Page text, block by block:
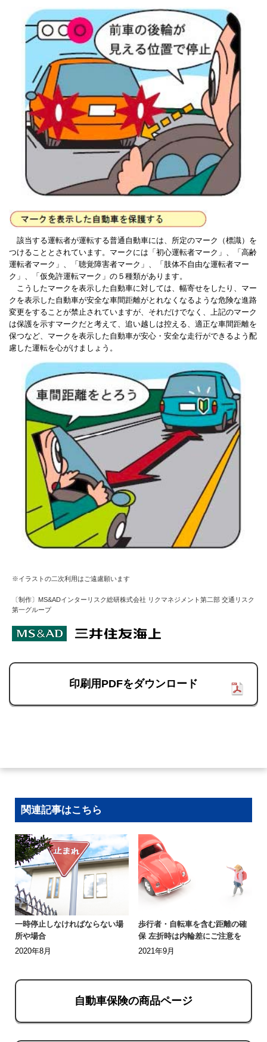
該当する運転者が運転する普通自動車には、所定のマーク（標識）を
つけることとされています。マークには「初心運転者マーク」、「高齢
運転者マーク」、「聴覚障害者マーク」、「肢体不自由な運転者マー
ク」、「仮免許運転マーク」の５種類があります。
こうしたマークを表示した自動車に対しては、幅寄せをしたり、マー
クを表示した自動車が安全な車間距離がとれなくなるような危険な進路
変更をすることが禁止されていますが、それだけでなく、上記のマーク
は保護を示すマークだと考えて、追い越しは控える、適正な車間距離を
保つなど、マークを表示した自動車が安心・安全な走行ができるよう配
慮した運転を心がけましょう。
※イラストの二次利用はご遠慮願います
〔制作〕MS&ADインターリスク総研株式会社 リクマネジメント第二部 交通リスク
第一グループ
印刷用PDFをダウンロード
関連記事はこちら
一時停止しなければならない場
所や場合
2020年8月
歩行者・自転車を含む距離の確
保 左折時は内輪差にご注意を
2021年9月
自動車保険の商品ページ